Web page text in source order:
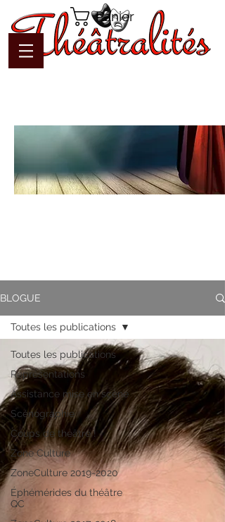
Panier
BLOGUE
Toutes les publications
Représentations
Assistance mise en scène
Scénographie
Coups de théâtre !
Zone Culture
ZoneCulture 2019-2020
Éphémérides du théâtre
QC
Toutes les publications